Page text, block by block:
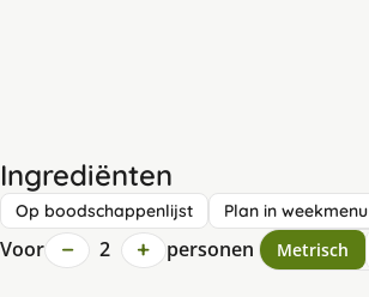
Ingrediënten
Op boodschappenlijst Plan in weekmenu
Voor − 2 + personen Metrisch